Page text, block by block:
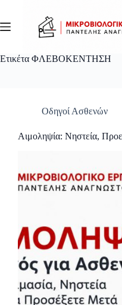
περιεχόμενο
Ετικέτα ΦΛΕΒΟΚΕΝΤΗΣΗ
Οδηγοί Ασθενών
Αιμοληψία: Νηστεία,